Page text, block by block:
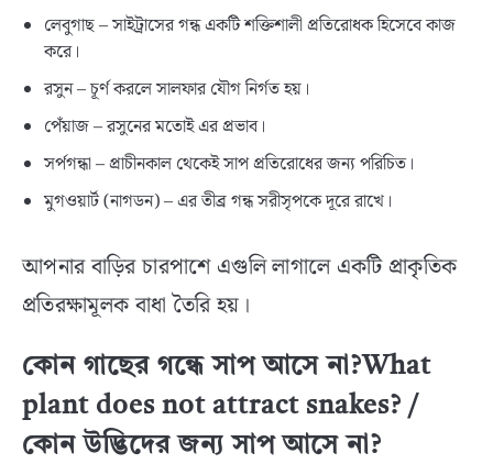
লেবুগাছ – সাইট্রাসের গন্ধ একটি শক্তিশালী প্রতিরোধক হিসেবে কাজ
করে।
রসুন – চূর্ণ করলে সালফার যৌগ নির্গত হয়।
পেঁয়াজ – রসুনের মতোই এর প্রভাব।
সর্পগন্ধা – প্রাচীনকাল থেকেই সাপ প্রতিরোধের জন্য পরিচিত।
মুগওয়ার্ট (নাগডন) – এর তীব্র গন্ধ সরীসৃপকে দূরে রাখে।
আপনার বাড়ির চারপাশে এগুলি লাগালে একটি প্রাকৃতিক
প্রতিরক্ষামূলক বাধা তৈরি হয়।
কোন গাছের গন্ধে সাপ আসে না?What
plant does not attract snakes? /
কোন উদ্ভিদের জন্য সাপ আসে না?